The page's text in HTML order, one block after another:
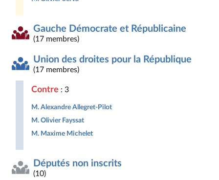
Gauche Démocrate et Républicaine
(17 membres)
Union des droites pour la République
(17 membres)
Contre : 3
M. Alexandre Allegret-Pilot
M. Olivier Fayssat
M. Maxime Michelet
Députés non inscrits
(10)